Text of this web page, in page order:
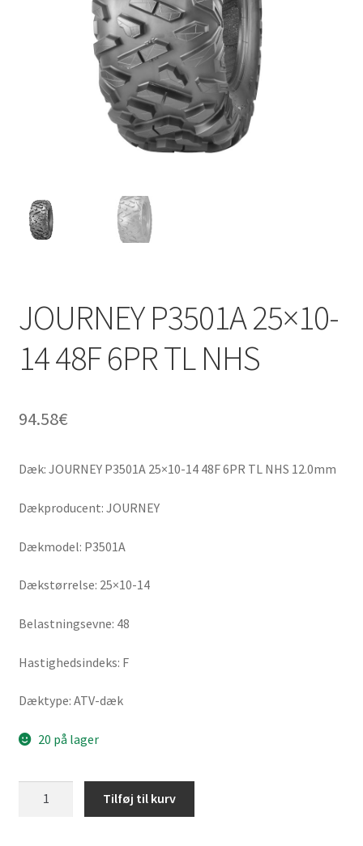
JOURNEY P3501A 25×10-
14 48F 6PR TL NHS
94.58€
Dæk: JOURNEY P3501A 25×10-14 48F 6PR TL NHS 12.0mm
Dækproducent: JOURNEY
Dækmodel: P3501A
Dækstørrelse: 25×10-14
Belastningsevne: 48
Hastighedsindeks: F
Dæktype: ATV-dæk
20 på lager
Tilføj til kurv